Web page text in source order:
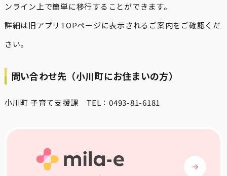
ンライン上で簡単に移行することができます。
詳細は旧アプリTOPページに表示されるご案内をご確認くだ
さい。
問い合わせ先（小川町にお住まいの方）
小川町 子育て支援課 TEL：0493-81-6181